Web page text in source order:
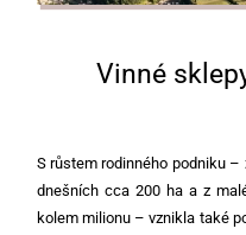
Vinné
S růstem rodinného podniku
dnešních cca 200 ha a z
kolem milionu – vznikla také